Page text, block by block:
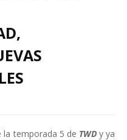
la temporada 5 de TWDy ya